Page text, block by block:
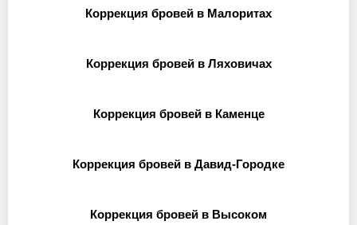
Коррекция бровей в Малоритах
Коррекция бровей в Ляховичах
Коррекция бровей в Каменце
Коррекция бровей в Давид-Городке
Коррекция бровей в Высоком